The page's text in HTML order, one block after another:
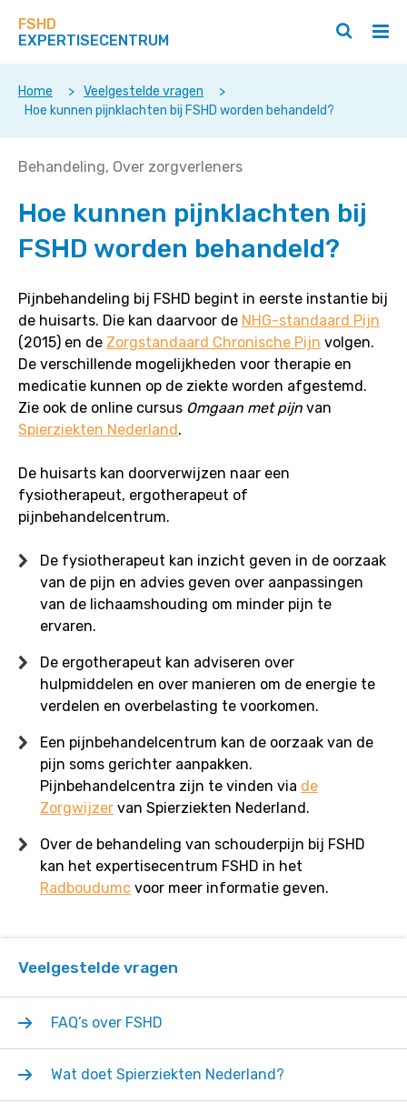
direct
op
deze
FSHD
EXPERTISECENTRUM
/
Zoeken
/
Home > Veelgestelde vragen
>
Hoe kunnen pijnklachten bij FSHD worden behandeld?
Hoe
pijnklachten
FSHD
behandeld?
Behandeling Over zorgverleners
Hoe kunnen pijnklachten bij
FSHD worden behandeld?
Pijnbehandeling bij FSHD begint in eerste instantie bij
de huisarts. Die kan daarvoor de NHG-standaard Pijn
(2015) en de Zorgstandaard Chronische Pijn volgen.
De verschillende mogelijkheden voor therapie en
medicatie kunnen op de ziekte worden afgestemd.
Zie ook de online cursus Omgaan met pijn van
Spierziekten Nederland .
De huisarts kan doorverwijzen naar een
fysiotherapeut, ergotherapeut of
pijnbehandelcentrum.
De fysiotherapeut kan inzicht geven in de oorzaak
van de pijn en advies geven over aanpassingen
van de lichaamshouding om minder pijn te
ervaren.
De ergotherapeut kan adviseren over
hulpmiddelen en over manieren om de energie te
verdelen en overbelasting te voorkomen.
Een pijnbehandelcentrum kan de oorzaak van de
pijn soms gerichter aanpakken.
Pijnbehandelcentra zijn te vinden via de
Zorgwijzer van Spierziekten Nederland.
Over de behandeling van schouderpijn bij FSHD
kan het expertisecentrum FSHD in het
Radboudumc voor meer informatie geven.
Veelgestelde vragen
FAQ’s over FSHD
Wat doet Spierziekten Nederland?